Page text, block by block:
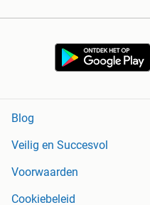
Blog
Veilig en Succesvol
Voorwaarden
Cookiebeleid